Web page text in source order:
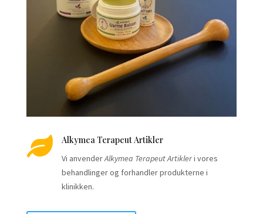
 Alkymea Terapeut Artikler
Vi anvenderAlkymea Terapeut Artikleri vores
behandlinger og forhandler produkterne i
klinikken.